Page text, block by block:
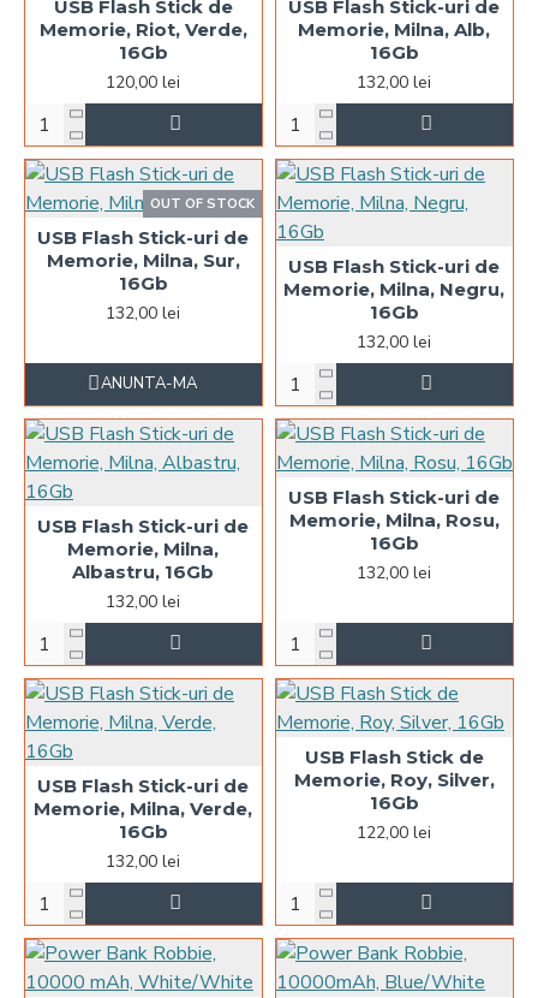
USB Flash Stick de
Memorie, Riot, Verde,
16Gb
120,00 lei
USB Flash Stick-uri de
Memorie, Milna, Alb,
16Gb
132,00 lei
OUT OF STOCK
USB Flash Stick-uri de
Memorie, Milna, Sur,
16Gb
132,00 lei
ANUNTA-MA
USB Flash Stick-uri de
Memorie, Milna, Negru,
16Gb
132,00 lei
USB Flash Stick-uri de
Memorie, Milna,
Albastru, 16Gb
132,00 lei
USB Flash Stick-uri de
Memorie, Milna, Rosu,
16Gb
132,00 lei
USB Flash Stick-uri de
Memorie, Milna, Verde,
16Gb
132,00 lei
USB Flash Stick de
Memorie, Roy, Silver,
16Gb
122,00 lei